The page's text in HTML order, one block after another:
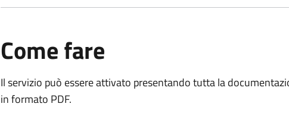
Come fare
Il servizio può essere attivato presentando tutta la
in formato PDF.